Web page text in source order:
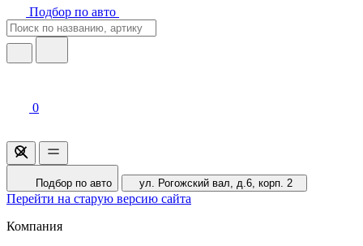
Подбор по авто
0
Подбор по авто ул. Рогожский вал, д.6, корп. 2
Перейти на старую версию сайта
Компания